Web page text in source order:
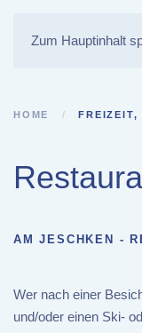
Zum Hauptinhalt
HOME FREIZEIT,
AM JESCHKEN -
Wer nach einer
und/oder einen Ski-